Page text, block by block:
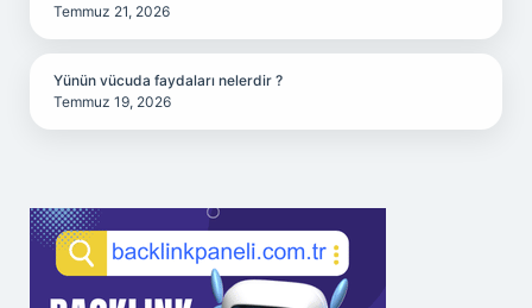
Temmuz 21, 2026
Yünün vücuda faydaları nelerdir ?
Temmuz 19, 2026